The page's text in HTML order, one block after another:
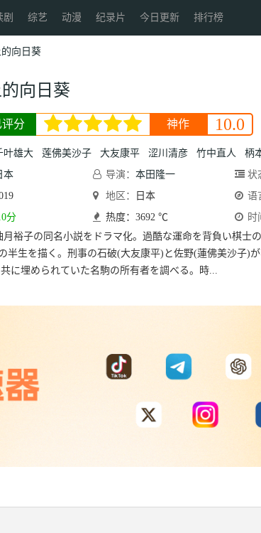
剧 综艺 动漫 纪录片 今日更新 排行榜
向日葵
向日葵
评分 神作 10.0
叶雄大 莲佛美沙子 大友康平 涩川清彦 竹中直人
柄
本 导演： 本田隆一 状
地区： 日本 语
分
热度：3692 ℃ 时
月裕子の同名小説をドラマ化。過酷な運命を背負い棋士
半生を描く。刑事の石破(大友康平)と佐野(蓮佛美沙子)
に埋められていた名駒の所有者を調べる。時...